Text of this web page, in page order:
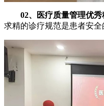
02、医疗质量管理优秀
求精的诊疗规范是患者安全